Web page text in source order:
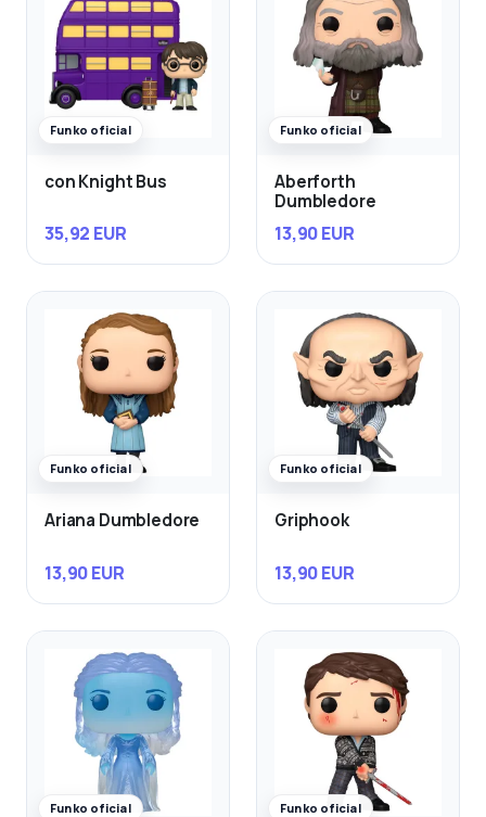
Funko oficial
con Knight Bus
35,92 EUR
Funko oficial
Aberforth
Dumbledore
13,90 EUR
Funko oficial
Ariana Dumbledore
13,90 EUR
Funko oficial
Griphook
13,90 EUR
Funko oficial Funko oficial